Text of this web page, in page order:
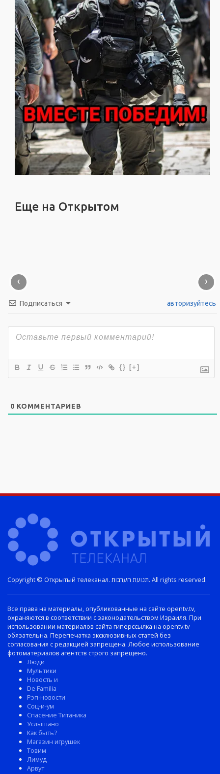
Еще на Открытом
‹ ›
Подписаться авторизуйтесь
{} [+]
0 КОММЕНТАРИЕВ
Copyright © Открытый телеканал. תנועת הערבות. All rights reserved.
Все права на материалы, опубликованные на сайте opentv.tv,
охраняются в соответствии с законодательством Израиля. При
использовании материалов сайта гиперссылка на opentv.tv
обязательна. Перепечатка эксклюзивных статей без
согласования с редакцией запрещена. Любое использование
фотоматериалов агентств строго запрещено.
Люди
Мультики
Новость и
De Familia
Рэп-новости
Соц-и-ум
Спасение Титаника
Услышано
Как быть?
Магазин игрушек
Товим
Лимуд
Арвут